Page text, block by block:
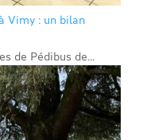
Vimy : un bilan
de Pédibus de...